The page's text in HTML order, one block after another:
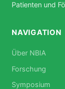
Patienten und
NAVIGATION
Über NBIA
Forschung
Symposium